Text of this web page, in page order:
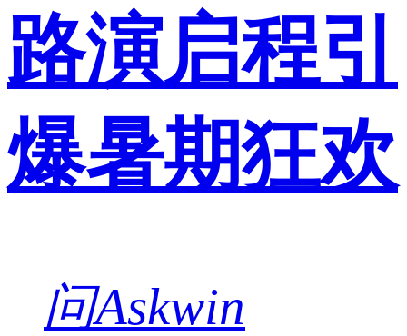
路演启程引
爆暑期狂欢
问Askwin